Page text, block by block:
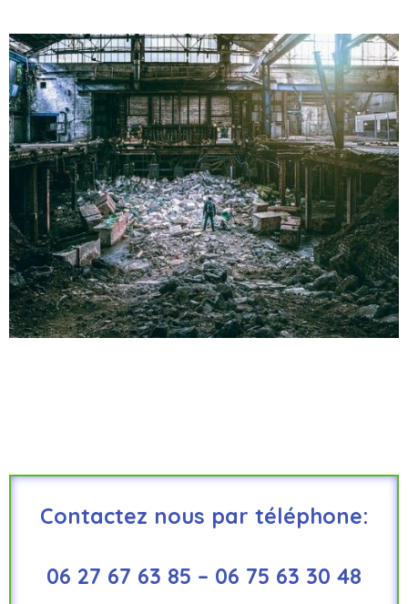
Contactez nous par téléphone:
06 27 67 63 85 – 06 75 63 30 48